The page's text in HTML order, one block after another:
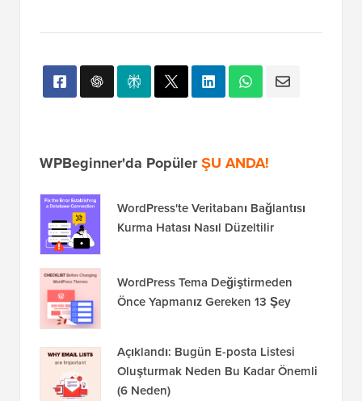
WPBeginner'da PopülerŞU ANDA!
WordPress'te Veritabanı Bağlantısı
Kurma Hatası Nasıl Düzeltilir
WordPress Tema Değiştirmeden
Önce Yapmanız Gereken 13 Şey
Açıklandı: Bugün E-posta Listesi
Oluşturmak Neden Bu Kadar Önemli
(6 Neden)